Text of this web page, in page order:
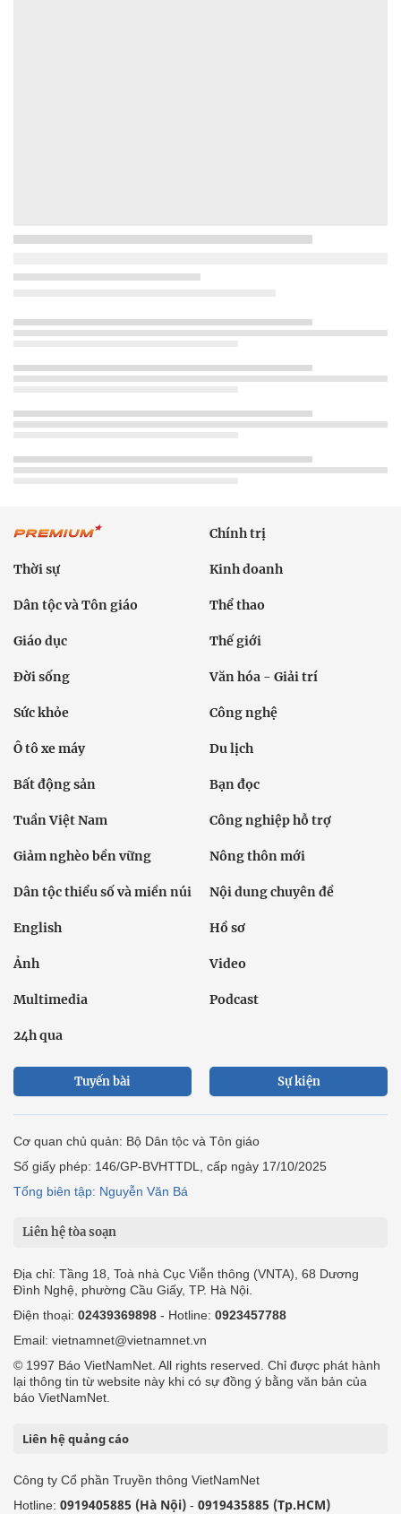
Chính trị
Thời sự Kinh doanh
Dân tộc và Tôn giáo Thể thao
Giáo dục Thế giới
Đời sống Văn hóa - Giải trí
Sức khỏe Công nghệ
Ô tô xe máy Du lịch
Bất động sản Bạn đọc
Tuần Việt Nam Công nghiệp hỗ trợ
Giảm nghèo bền vững Nông thôn mới
Dân tộc thiểu số và miền núi Nội dung chuyên đề
English Hồ sơ
Ảnh Video
Multimedia Podcast
24h qua
Tuyến bài Sự kiện
Cơ quan chủ quản: Bộ Dân tộc và Tôn giáo
Số giấy phép: 146/GP-BVHTTDL, cấp ngày 17/10/2025
Tổng biên tập: Nguyễn Văn Bá
Liên hệ tòa soạn
Địa chỉ: Tầng 18, Toà nhà Cục Viễn thông (VNTA), 68 Dương
Đình Nghệ, phường Cầu Giấy, TP. Hà Nội.
Điện thoại: 02439369898 - Hotline: 0923457788
Email: vietnamnet@vietnamnet.vn
© 1997 Báo VietNamNet. All rights reserved. Chỉ được phát hành
lại thông tin từ website này khi có sự đồng ý bằng văn bản của
báo VietNamNet.
Liên hệ quảng cáo
Công ty Cổ phần Truyền thông VietNamNet
Hotline: 0919405885 (Hà Nội) - 0919435885 (Tp.HCM)